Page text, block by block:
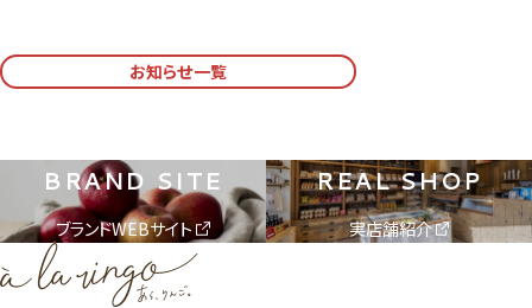
お知らせ一覧
BRAND SITE
ブランドWEBサイト
REAL SHOP
実店舗紹介